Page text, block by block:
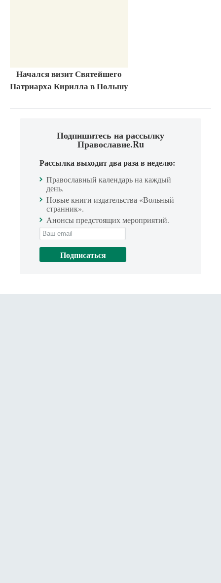
Начался визит Святейшего
Патриарха Кирилла в Польшу
Подпишитесь на рассылку
Православие.Ru
Рассылка выходит два раза в неделю:
Православный календарь на каждый
день.
Новые книги издательства «Вольный
странник».
Анонсы предстоящих мероприятий.